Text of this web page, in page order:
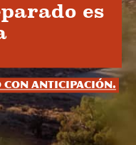
es
anticipación.